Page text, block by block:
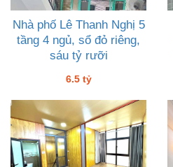
Nhà phố Lê Thanh Nghị 5
tầng 4 ngủ, sổ đỏ riêng,
sáu tỷ rưỡi
6.5 tỷ